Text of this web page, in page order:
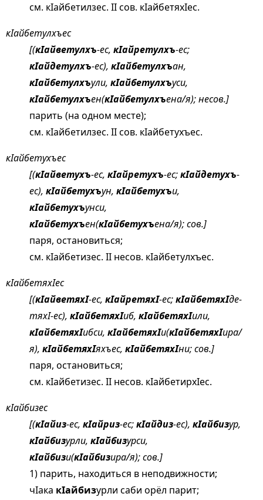
см. кIайбетилзес. II сов. кIайбетяхIес.
кIайбетулхъес
[(кIайветулхъ-ес, кIайретулхъ-ес;
кIайдетулхъ-ес), кIайбетулхъан,
кIайбетулхъули, кIайбетулхъуси,
кIайбетулхъен(кIайбетулхъена/я); несов.]
парить (на одном месте);
см. кIайбетилзес. II сов. кIайбетухъес.
кIайбетухъес
[(кIайветухъ-ес, кIайретухъ-ес;кIайдетухъ-
ес), кIайбетухъун, кIайбетухъи,
кIайбетухъунси,
кIайбетухъен(кIайбетухъена/я); сов.]
паря, остановиться;
см. кIайбетизес. II несов. кIайбетулхъес.
кIайбетяхIес
[(кIайветяхI-ес, кIайретяхI-ес;кIайбетяхIде-
тяхI-ес), кIайбетяхIиб, кIайбетяхIили,
кIайбетяхIибси, кIайбетяхIи(кIайбетяхIира/
я), кIайбетяхIяхъес, кIайбетяхIни; сов.]
паря, остановиться;
см. кIайбетизес. II несов. кIайбетирхIес.
кIайбизес
[(кIайиз-ес, кIайриз-ес;кIайдиз-ес), кIайбизур,
кIайбизурли, кIайбизурси,
кIайбизи(кIайбизира/я); сов.]
1) парить, находиться в неподвижности;
чIака кIайбизурли саби орёл парит;